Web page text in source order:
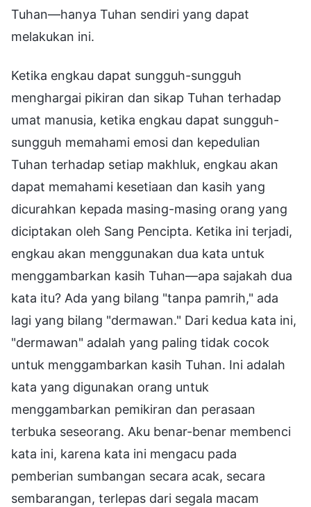
Tuhan—hanya Tuhan sendiri yang dapat
melakukan ini.
Ketika engkau dapat sungguh-sungguh
menghargai pikiran dan sikap Tuhan terhadap
umat manusia, ketika engkau dapat sungguh-
sungguh memahami emosi dan kepedulian
Tuhan terhadap setiap makhluk, engkau akan
dapat memahami kesetiaan dan kasih yang
dicurahkan kepada masing-masing orang yang
diciptakan oleh Sang Pencipta. Ketika ini terjadi,
engkau akan menggunakan dua kata untuk
menggambarkan kasih Tuhan—apa sajakah dua
kata itu? Ada yang bilang "tanpa pamrih," ada
lagi yang bilang "dermawan." Dari kedua kata ini,
"dermawan" adalah yang paling tidak cocok
untuk menggambarkan kasih Tuhan. Ini adalah
kata yang digunakan orang untuk
menggambarkan pemikiran dan perasaan
terbuka seseorang. Aku benar-benar membenci
kata ini, karena kata ini mengacu pada
pemberian sumbangan secara acak, secara
sembarangan, terlepas dari segala macam